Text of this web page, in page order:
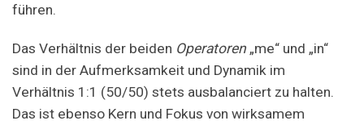
führen.
Das Verhältnis der beiden Operatoren „me“ und „in“
sind in der Aufmerksamkeit und Dynamik im
Verhältnis 1:1 (50/50) stets ausbalanciert zu halten.
Das ist ebenso Kern und Fokus von wirksamem